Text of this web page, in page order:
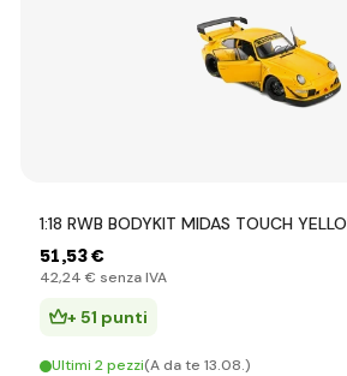
1:18 RWB BODYKIT MIDAS TOUCH
51,53 €
42,24 € senza IVA
+ 51 punti
Ultimi 2 pezzi(A da te 13.08.)